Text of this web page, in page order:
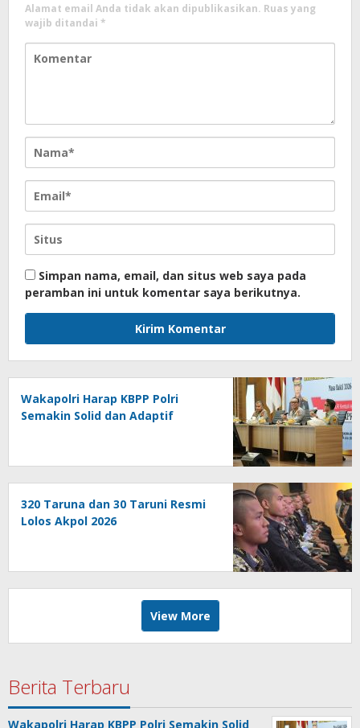
Alamat email Anda tidak akan dipublikasikan. Ruas yang
wajib ditandai *
Simpan nama, email, dan situs web saya pada
peramban ini untuk komentar saya berikutnya.
Wakapolri Harap KBPP Polri
Semakin Solid dan Adaptif
320 Taruna dan 30 Taruni Resmi
Lolos Akpol 2026
View More
Berita Terbaru
Wakapolri Harap KBPP Polri Semakin Solid